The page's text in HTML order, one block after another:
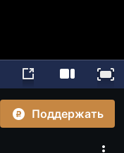
Поддержать